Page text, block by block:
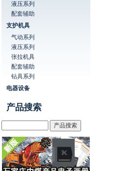
液压系列
配套辅助
支护机具
气动系列
液压系列
张拉机具
配套辅助
钻具系列
电器设备
产品搜索